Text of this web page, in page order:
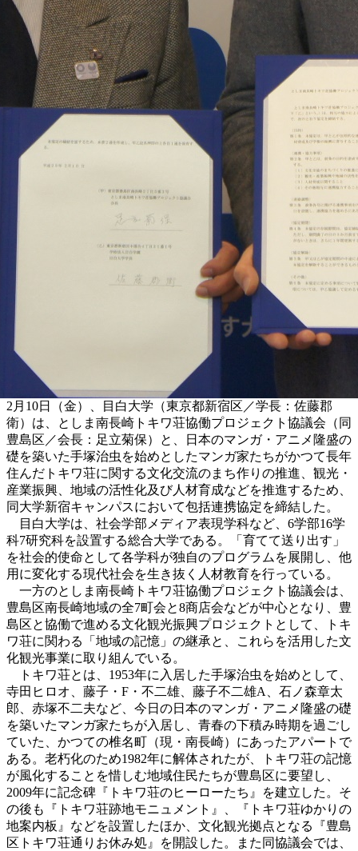
2月10日（金）、目白大学（東京都新宿区／学長：佐藤郡
衛）は、としま南長崎トキワ荘協働プロジェクト協議会（同
豊島区／会長：足立菊保）と、日本のマンガ・アニメ隆盛の
礎を築いた手塚治虫を始めとしたマンガ家たちがかつて長年
住んだトキワ荘に関する文化交流のまち作りの推進、観光・
産業振興、地域の活性化及び人材育成などを推進するため、
同大学新宿キャンパスにおいて包括連携協定を締結した。
目白大学は、社会学部メディア表現学科など、6学部16学
科7研究科を設置する総合大学である。「育てて送り出す」
を社会的使命として各学科が独自のプログラムを展開し、他
用に変化する現代社会を生き抜く人材教育を行っている。
一方のとしま南長崎トキワ荘協働プロジェクト協議会は、
豊島区南長崎地域の全7町会と8商店会などが中心となり、豊
島区と協働で進める文化観光振興プロジェクトとして、トキ
ワ荘に関わる「地域の記憶」の継承と、これらを活用した文
化観光事業に取り組んでいる。
トキワ荘とは、1953年に入居した手塚治虫を始めとして、
寺田ヒロオ、藤子・F・不二雄、藤子不二雄A、石ノ森章太
郎、赤塚不二夫など、今日の日本のマンガ・アニメ隆盛の礎
を築いたマンガ家たちが入居し、青春の下積み時期を過ごし
ていた、かつての椎名町（現・南長崎）にあったアパートで
ある。老朽化のため1982年に解体されたが、トキワ荘の記憶
が風化することを惜しむ地域住民たちが豊島区に要望し、
2009年に記念碑『トキワ荘のヒーローたち』を建立した。そ
の後も『トキワ荘跡地モニュメント』、『トキワ荘ゆかりの
地案内板』などを設置したほか、文化観光拠点となる『豊島
区トキワ荘通りお休み処』を開設した。また同協議会では、